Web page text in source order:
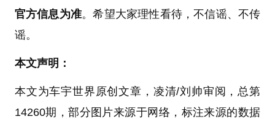
官方信息为准。希望大家理性看待，不信谣、不传
谣。
本文声明：
本文为车宇世界原创文章，凌清/刘帅审阅，总第
14260期，部分图片来源于网络，标注来源的数据